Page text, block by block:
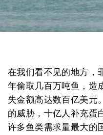
在我们看不见的地方，
年偷取几百万吨鱼，造
失金额高达数百亿美元
的威胁，十亿人补充蛋
许多鱼类需求量最大的